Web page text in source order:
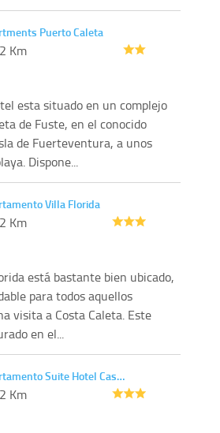
Puerto Caleta
Km
esta situado en un complejo
de Fuste, en el conocido
de Fuerteventura, a unos
Dispone...
Villa Florida
Km
está bastante bien ubicado,
para todos aquellos
visita a Costa Caleta. Este
en el...
Suite Hotel Cas…
Km